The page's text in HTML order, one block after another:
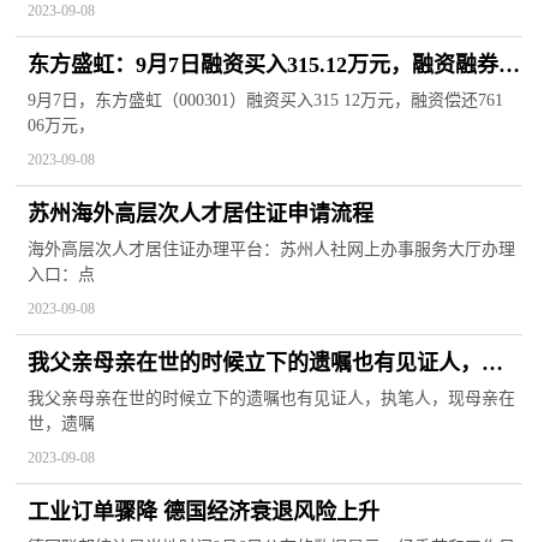
2023-09-08
东方盛虹：9月7日融资买入315.12万元，融资融券余
额21.44亿元
9月7日，东方盛虹（000301）融资买入315 12万元，融资偿还761
06万元，
2023-09-08
苏州海外高层次人才居住证申请流程
海外高层次人才居住证办理平台：苏州人社网上办事服务大厅办理
入口：点
2023-09-08
我父亲母亲在世的时候立下的遗嘱也有见证人，执
笔人，现母亲在世，遗嘱内容
我父亲母亲在世的时候立下的遗嘱也有见证人，执笔人，现母亲在
世，遗嘱
2023-09-08
工业订单骤降 德国经济衰退风险上升